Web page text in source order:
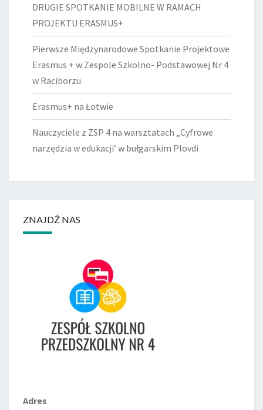
DRUGIE SPOTKANIE MOBILNE W RAMACH
PROJEKTU ERASMUS+
Pierwsze Międzynarodowe Spotkanie Projektowe
Erasmus + w Zespole Szkolno- Podstawowej Nr 4
w Raciborzu
Erasmus+ na Łotwie
Nauczyciele z ZSP 4 na warsztatach „Cyfrowe
narzędzia w edukacji’ w bułgarskim Plovdi
ZNAJDŹ NAS
Adres